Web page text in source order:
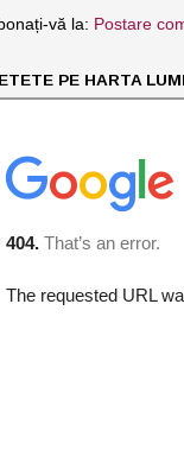
vă la: Postare
PE HARTA